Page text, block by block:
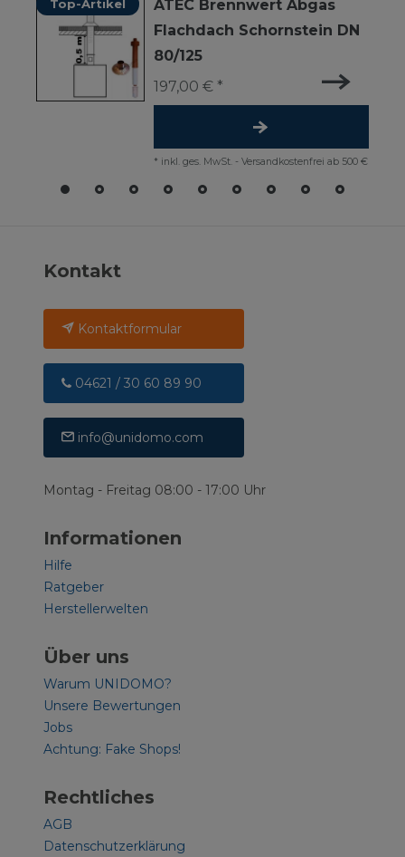
Top-Artikel
ATEC Brennwert Abgas
Flachdach Schornstein DN
80/125
197,00 € *
* inkl. ges. MwSt. - Versandkostenfrei ab 500 €
Kontakt
Kontaktformular
04621 / 30 60 89 90
info@unidomo.com
Montag - Freitag 08:00 - 17:00 Uhr
Informationen
Hilfe
Ratgeber
Herstellerwelten
Über uns
Warum UNIDOMO?
Unsere Bewertungen
Jobs
Achtung: Fake Shops!
Rechtliches
AGB
Datenschutzerklärung